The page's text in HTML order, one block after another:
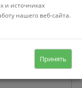
и источниках
нашего веб-сайта.
Принять